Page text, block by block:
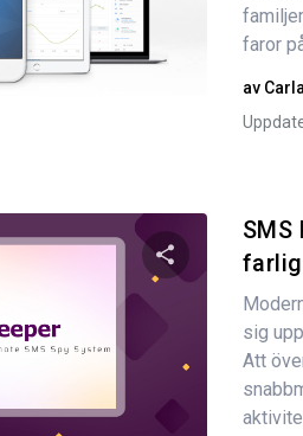
Twitter
faror
av
Dela den
SMS
sig
Att